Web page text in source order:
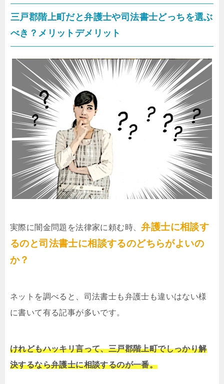
三戸郡階上町だと弁護士や司法書士どっちを選ぶ
べき？メリットデメリット
実際に闇金問題を法律家に頼む時、弁護士に相談す
るのと司法書士に相談するのどちらがよいの
か？
ネットを調べると、司法書士も弁護士も違いはない様
に書いて有る記事が多いです。
けれどもハッキリ言って、三戸郡階上町でしっかり解
決するなら弁護士に相談するのが一番。